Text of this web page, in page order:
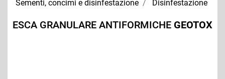
Sementi, concimi e disinfestazione Disinfestazione
ESCA GRANULARE ANTIFORMICHE GEOTOX